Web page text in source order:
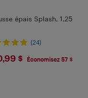
épais Splash, 1,25
(24)
$ Économisez 57 $